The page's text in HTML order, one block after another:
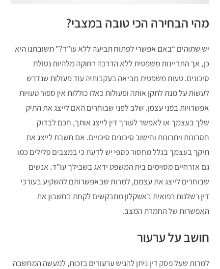
מהי הבחירה הכי טובה במצבי?
יש שתוהים “באם אפשרי לפתוח תביעה ללא עו”ד?” תשובתנו היא
כן, אך התדיינות משפטית ללא הדרכה רחוקה מלהיות נטולת
סיכונים. טעות משפטית מביאה בעקבותיה עוד פעולות שנדרש
לעשות על מנת לתקן אותה ופעולות כאלו כוללות אין ספור טעויות
אפשרויות בפני עצמן. שלב לפני שבוחרים האם לייצג את התיק
שלך בעצמך או לאפשר לעורך דין לייצג אותך, חכם לבדוק
חסרונות ויתרונות וחישוב סיכונים סיכויים. אם חשבת לייצג את
תיקך בעצמך בגלל מחסור כספי יש לדעת כי במצבים פלילים כמו
גם אזרחיים מסוימים בית המשפט ידאג בשבילך עו”ד. אנשים
שבוחרים לייצג את עצמם, למרות שבאפשרותם להשקיע בעורכי
דין רשלנות רפואית באשקלון מתבקשים לקחת בחשבון את
האפשרות של החמרת המצב.
חושב על ערעור
למרות שעל פסק דין ניתן להגיש ערעורים בזכות, למעשה המחשבה